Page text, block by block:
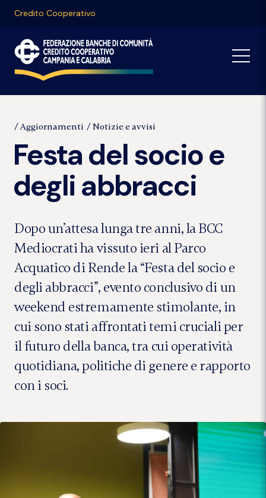
Credito Cooperativo
Aggiornamenti Notizie e avvisi
Festa del socio e
degli abbracci
Dopo un’attesa lunga tre anni, la BCC
Mediocrati ha vissuto ieri al Parco
Acquatico di Rende la “Festa del socio e
degli abbracci”, evento conclusivo di un
weekend estremamente stimolante, in
cui sono stati affrontati temi cruciali per
il futuro della banca, tra cui operatività
quotidiana, politiche di genere e rapporto
con i soci.